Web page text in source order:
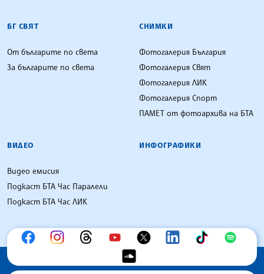
БГ СВЯТ
От българите по света
За българите по света
СНИМКИ
Фотогалерия България
Фотогалерия Свят
Фотогалерия ЛИК
Фотогалерия Спорт
ПАМЕТ от фотоархива на БТА
ВИДЕО
Видео емисия
Подкаст БТА Час Паралели
Подкаст БТА Час ЛИК
ИНФОГРАФИКИ